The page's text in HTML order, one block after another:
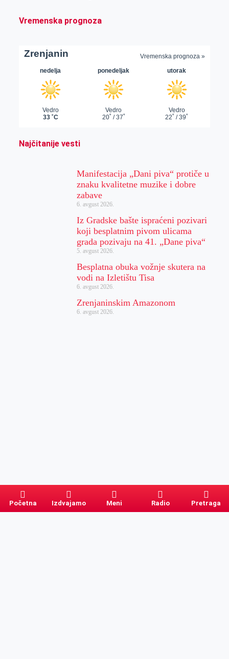
Vremenska prognoza
Najčitanije vesti
Manifestacija „Dani piva“ protiče u
znaku kvalitetne muzike i dobre
zabave
6. avgust 2026.
Iz Gradske bašte ispraćeni pozivari
koji besplatnim pivom ulicama
grada pozivaju na 41. „Dane piva“
5. avgust 2026.
Besplatna obuka vožnje skutera na
vodi na Izletištu Tisa
6. avgust 2026.
Zrenjaninskim Amazonom
6. avgust 2026.
Početna Izdvajamo Meni Radio Pretraga